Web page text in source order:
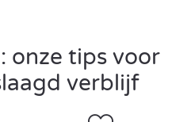
voor nog meer actie op de
van de camping.
sessies of een partijtje
vakantiemenu helemaal zelf
onze tips voor
verblijf